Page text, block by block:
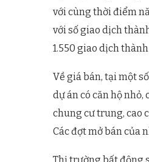
với cùng thời điểm
với số giao dịch
1.550 giao dịch
Về giá bán, tại một
dự án có căn hộ
chung cư trung, cao
Các đợt mở bán của